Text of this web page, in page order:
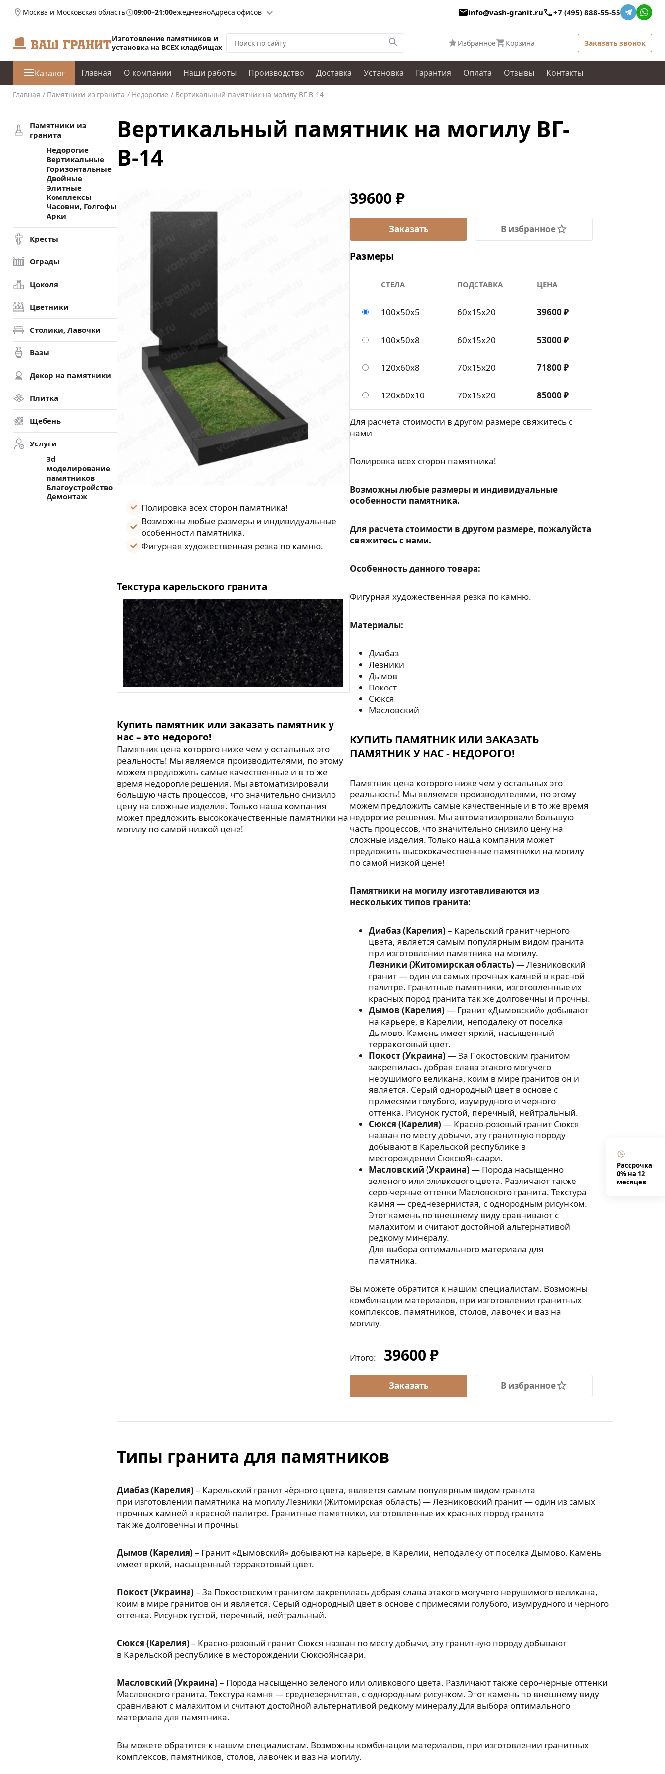
Москва и Московская область 09:00–21:00ежедневноАдреса офисов info@vash-granit.ru +7 (495) 888-55-55
Изготовление памятников и
установка на ВСЕХ кладбищах
Избранное Корзина Заказать звонок
Каталог Главная О компании Наши работы Производство Доставка Установка Гарантия Оплата Отзывы Контакты
Главная Памятники из гранита Недорогие Вертикальный памятник на могилу ВГ-В-14
Памятники из
гранита
Недорогие
Вертикальные
Горизонтальные
Двойные
Элитные
Комплексы
Часовни, Голгофы
Арки
Кресты
Ограды
Цоколя
Цветники
Столики, Лавочки
Вазы
Декор на памятники
Плитка
Щебень
Услуги
3d
моделирование
памятников
Благоустройство
Демонтаж
Вертикальный памятник на могилу ВГ-
В-14
Полировка всех сторон памятника!
Возможны любые размеры и индивидуальные
особенности памятника.
Фигурная художественная резка по камню.
Текстура карельского гранита
Купить памятник или заказать памятник у
нас – это недорого!
Памятник цена которого ниже чем у остальных это
реальность! Мы являемся производителями, по этому
можем предложить самые качественные и в то же
время недорогие решения. Мы автоматизировали
большую часть процессов, что значительно снизило
цену на сложные изделия. Только наша компания
может предложить высококачественные памятники на
могилу по самой низкой цене!
39600 ₽
В избранное
Размеры
СТЕЛА ПОДСТАВКА ЦЕНА
100x50x5 60х15х20 39600 ₽
100x50x8 60х15х20 53000 ₽
120х60х8 70х15х20 71800 ₽
120х60х10 70х15х20 85000 ₽
Для расчета стоимости в другом размере свяжитесь с
нами
Полировка всех сторон памятника!
Возможны любые размеры и индивидуальные
особенности памятника.
Для расчета стоимости в другом размере, пожалуйста
свяжитесь с нами.
Особенность данного товара:
Фигурная художественная резка по камню.
Материалы:
Диабаз
Лезники
Дымов
Покост
Сюкся
Масловский
КУПИТЬ ПАМЯТНИК ИЛИ ЗАКАЗАТЬ
ПАМЯТНИК У НАС - НЕДОРОГО!
Памятник цена которого ниже чем у остальных это
реальность! Мы являемся производителями, по этому
можем предложить самые качественные и в то же время
недорогие решения. Мы автоматизировали большую
часть процессов, что значительно снизило цену на
сложные изделия. Только наша компания может
предложить высококачественные памятники на могилу
по самой низкой цене!
Памятники на могилу изготавливаются из
нескольких типов гранита:
Диабаз (Карелия) – Карельский гранит черного
цвета, является самым популярным видом гранита
при изготовлении памятника на могилу.
Лезники (Житомирская область) — Лезниковский
гранит — один из самых прочных камней в красной
палитре. Гранитные памятники, изготовленные их
красных пород гранита так же долговечны и прочны.
Дымов (Карелия) — Гранит «Дымовский» добывают
на карьере, в Карелии, неподалеку от поселка
Дымово. Камень имеет яркий, насыщенный
терракотовый цвет.
Покост (Украина) — За Покостовским гранитом
закрепилась добрая слава этакого могучего
нерушимого великана, коим в мире гранитов он и
является. Серый однородный цвет в основе с
примесями голубого, изумрудного и черного
оттенка. Рисунок густой, перечный, нейтральный.
Сюкся (Карелия) — Красно-розовый гранит Сюкся
назван по месту добычи, эту гранитную породу
добывают в Карельской республике в
месторождении СюксюЯнсаари.
Масловский (Украина) — Порода насыщенно
зеленого или оливкового цвета. Различают также
серо-черные оттенки Масловского гранита. Текстура
камня — среднезернистая, с однородным рисунком.
Этот камень по внешнему виду сравнивают с
малахитом и считают достойной альтернативой
редкому минералу.
Для выбора оптимального материала для
памятника.
Вы можете обратится к нашим специалистам. Возможны
комбинации материалов, при изготовлении гранитных
комплексов, памятников, столов, лавочек и ваз на
могилу.
Итого: 39600 ₽
В избранное
Типы гранита для памятников
Диабаз (Карелия) – Карельский гранит чёрного цвета, является самым популярным видом гранита
при изготовлении памятника на могилу.Лезники (Житомирская область) — Лезниковский гранит — один из самых
прочных камней в красной палитре. Гранитные памятники, изготовленные их красных пород гранита
так же долговечны и прочны.
Дымов (Карелия) – Гранит «Дымовский» добывают на карьере, в Карелии, неподалёку от посёлка Дымово. Камень
имеет яркий, насыщенный терракотовый цвет.
Покост (Украина) – За Покостовским гранитом закрепилась добрая слава этакого могучего нерушимого великана,
коим в мире гранитов он и является. Серый однородный цвет в основе с примесями голубого, изумрудного и чёрного
оттенка. Рисунок густой, перечный, нейтральный.
Сюкся (Карелия) – Красно-розовый гранит Сюкся назван по месту добычи, эту гранитную породу добывают
в Карельской республике в месторождении СюксюЯнсаари.
Масловский (Украина) – Порода насыщенно зеленого или оливкового цвета. Различают также серо-чёрные оттенки
Масловского гранита. Текстура камня — среднезернистая, с однородным рисунком. Этот камень по внешнему виду
сравнивают с малахитом и считают достойной альтернативой редкому минералу.Для выбора оптимального
материала для памятника.
Вы можете обратится к нашим специалистам. Возможны комбинации материалов, при изготовлении гранитных
комплексов, памятников, столов, лавочек и ваз на могилу.
Рассрочка
0% на 12
месяцев